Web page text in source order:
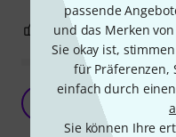
passende
und das Merken
Sie okay ist,
für Präferenzen,
einfach durch
Sie können Ihre
0
Wunderschön
Ann-